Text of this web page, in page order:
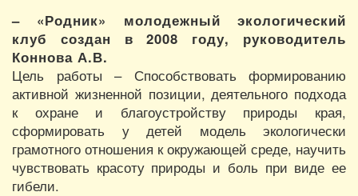
– «Родник» молодежный экологический
клуб создан в 2008 году, руководитель
Коннова А.В.
Цель работы – Способствовать формированию
активной жизненной позиции, деятельного подхода
к охране и благоустройству природы края,
сформировать у детей модель экологически
грамотного отношения к окружающей среде, научить
чувствовать красоту природы и боль при виде ее
гибели.